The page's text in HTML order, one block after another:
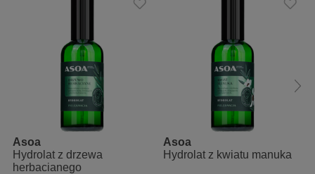
Asoa
Hydrolat z drzewa
herbacianego
Asoa
Hydrolat z kwiatu manuka